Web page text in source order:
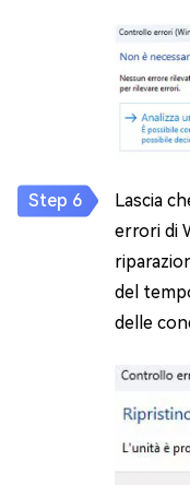
Lascia
errori di
del
delle